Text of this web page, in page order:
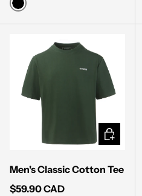
BLACK
Men's Classic Cotton Tee
$59.90 CAD
CHOISIR